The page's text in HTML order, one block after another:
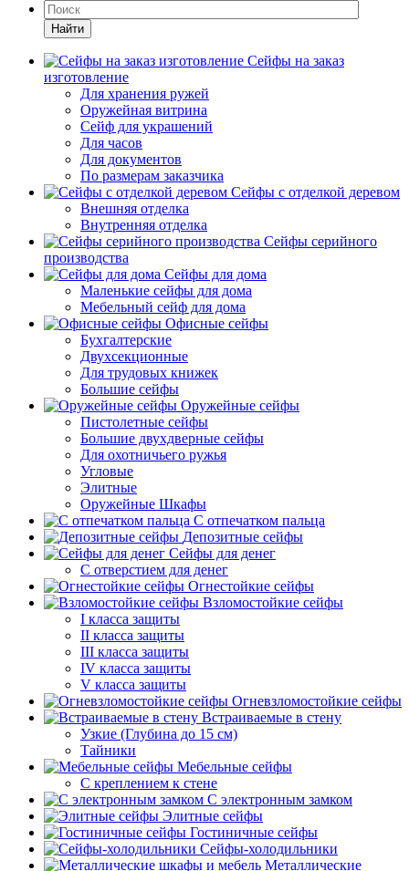
Найти
Сейфы на заказ
изготовление
Для хранения ружей
Оружейная витрина
Сейф для украшений
Для часов
Для документов
По размерам заказчика
Сейфы с отделкой деревом
Внешняя отделка
Внутренняя отделка
Сейфы серийного
производства
Сейфы для дома
Маленькие сейфы для дома
Мебельный сейф для дома
Офисные сейфы
Бухгалтерские
Двухсекционные
Для трудовых книжек
Большие сейфы
Оружейные сейфы
Пистолетные сейфы
Большие двухдверные сейфы
Для охотничьего ружья
Угловые
Элитные
Оружейные Шкафы
С отпечатком пальца
Депозитные сейфы
Сейфы для денег
С отверстием для денег
Огнестойкие сейфы
Взломостойкие сейфы
I класса защиты
II класса защиты
III класса защиты
IV класса защиты
V класса защиты
Огневзломостойкие сейфы
Встраиваемые в стену
Узкие (Глубина до 15 см)
Тайники
Мебельные сейфы
С креплением к стене
С электронным замком
Элитные сейфы
Гостиничные сейфы
Сейфы-холодильники
Металлические